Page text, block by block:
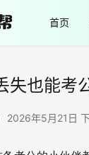
首页
失也能考
2026年5月21日